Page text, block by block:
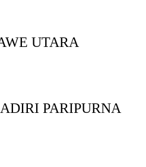
UTARA
PARIPURNA